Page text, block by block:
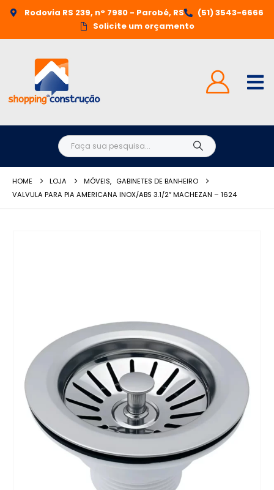
Rodovia RS 239, n° 7980 - Parobé, RS
(51) 3543-6666
Solicite um orçamento
HOME LOJA MÓVEIS, GABINETES DE BANHEIRO
VALVULA PARA PIA AMERICANA INOX/ABS 3.1/2″ MACHEZAN – 1624